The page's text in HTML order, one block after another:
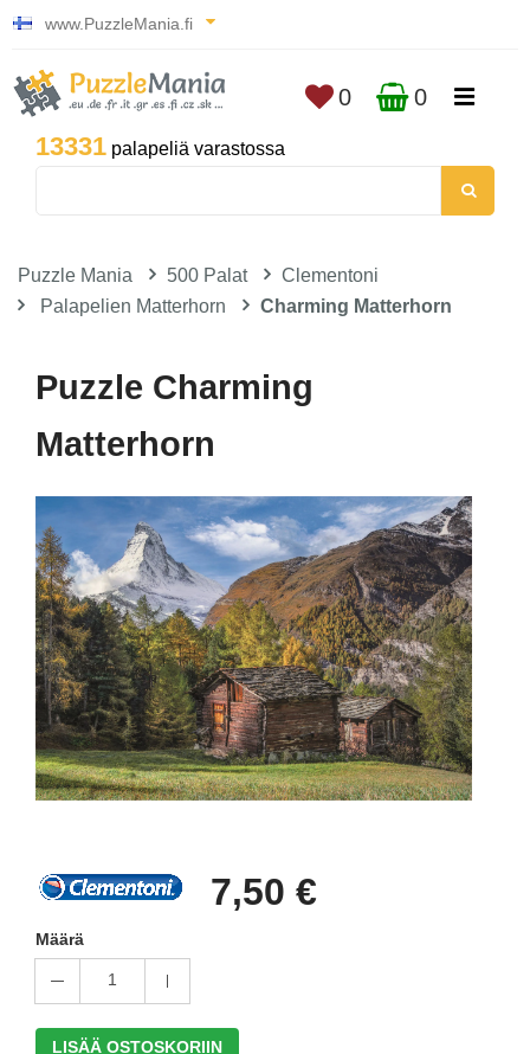
www.PuzzleMania.fi
13331 palapeliä varastossa
0 0
Puzzle Mania 500 Palat
Clementoni
Palapelien Matterhorn
Charming Matterhorn
Puzzle Charming
Matterhorn
7,50 €
Määrä
1
LISÄÄ OSTOSKORIIN